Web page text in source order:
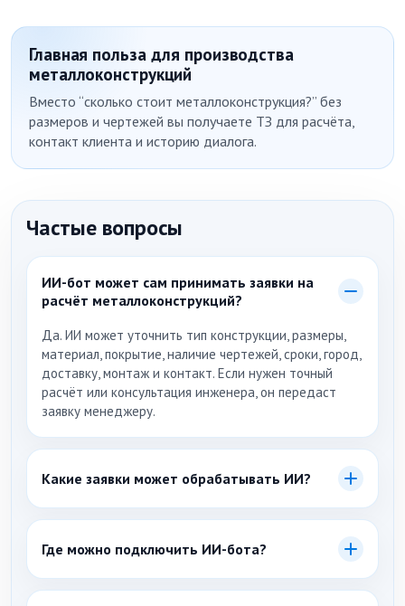
Главная польза для производства
металлоконструкций
Вместо “сколько стоит металлоконструкция?” без
размеров и чертежей вы получаете ТЗ для расчёта,
контакт клиента и историю диалога.
Частые вопросы
ИИ-бот может сам принимать заявки на
расчёт металлоконструкций?
Да. ИИ может уточнить тип конструкции, размеры,
материал, покрытие, наличие чертежей, сроки, город,
доставку, монтаж и контакт. Если нужен точный
расчёт или консультация инженера, он передаст
заявку менеджеру.
Какие заявки может обрабатывать ИИ?
Заявки на навесы, лестницы, фермы, металлокаркасы,
изделия по чертежам, расчёт, КП, монтаж и
консультацию инженера.
Где можно подключить ИИ-бота?
На сайт производства металлоконструкций и в